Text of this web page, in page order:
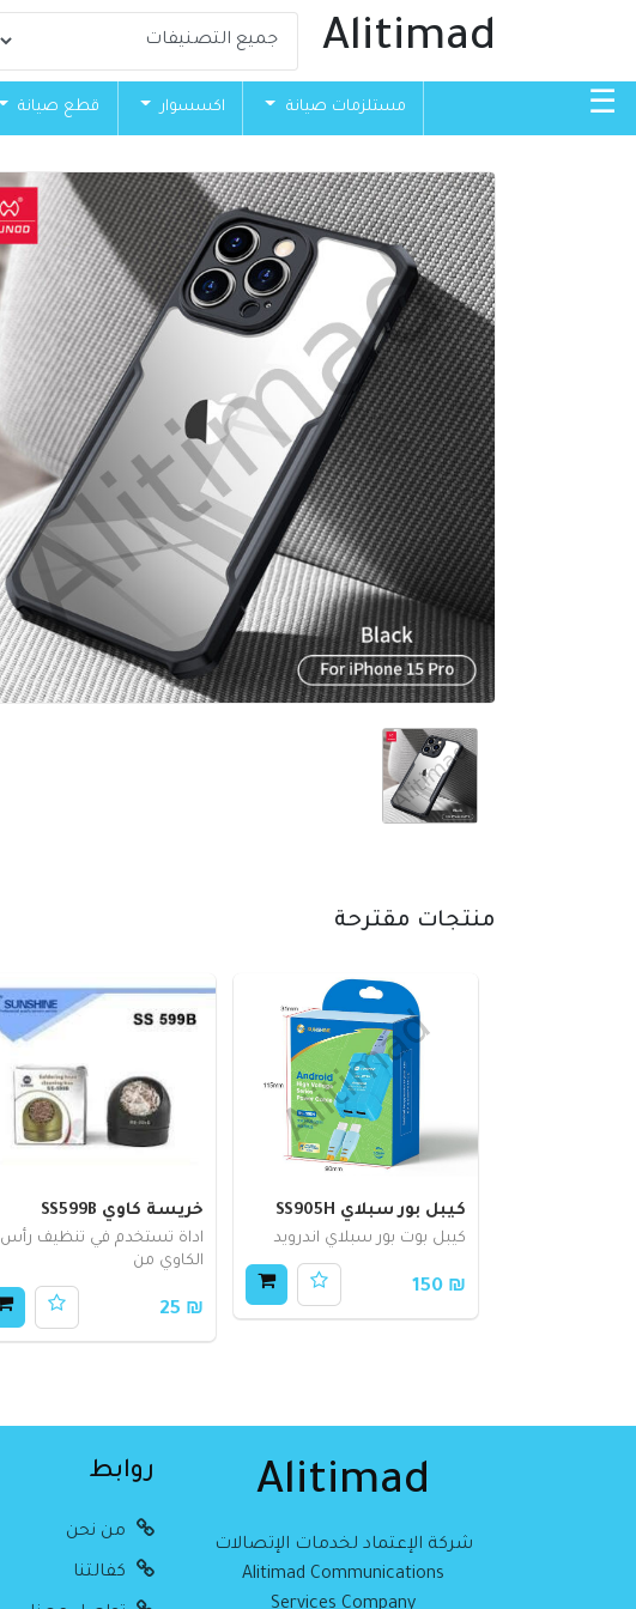
Alitimad
☰ مستلزمات صيانة اكسسوار قطع صيانة
منتجات مقترحة
كيبل بور سبلاي SS905H
كيبل بوت بور سبلاي اندرويد
₪ 150
خريسة كاوي SS599B
اداة تستخدم في تنظيف رأس
الكاوي من
₪ 25
Alitimad
شركة الإعتماد لخدمات الإتصالات
Alitimad Communications
روابط
من نحن
كفالتنا